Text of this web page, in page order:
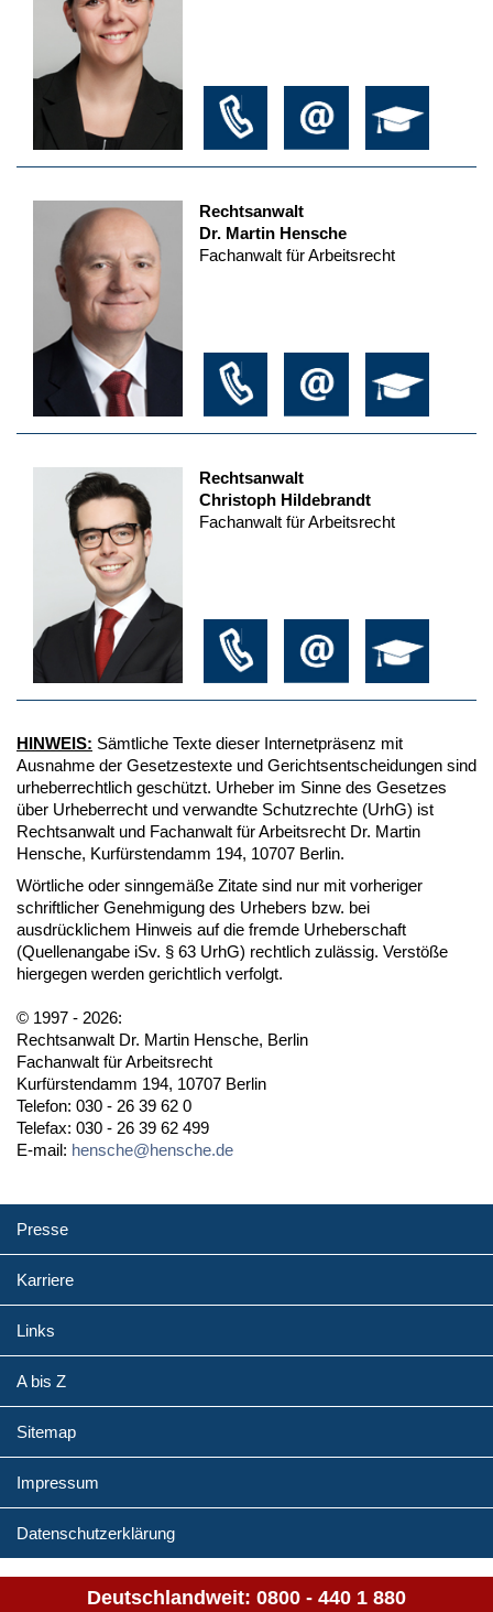
Rechtsanwalt
Dr. Martin Hensche
Fachanwalt für Arbeitsrecht
Rechtsanwalt
Christoph Hildebrandt
Fachanwalt für Arbeitsrecht
HINWEIS: Sämtliche Texte dieser Internetpräsenz mit
Ausnahme der Gesetzestexte und Gerichtsentscheidungen sind
urheberrechtlich geschützt. Urheber im Sinne des Gesetzes
über Urheberrecht und verwandte Schutzrechte (UrhG) ist
Rechtsanwalt und Fachanwalt für Arbeitsrecht Dr. Martin
Hensche, Kurfürstendamm 194, 10707 Berlin.
Wörtliche oder sinngemäße Zitate sind nur mit vorheriger
schriftlicher Genehmigung des Urhebers bzw. bei
ausdrücklichem Hinweis auf die fremde Urheberschaft
(Quellenangabe iSv. § 63 UrhG) rechtlich zulässig. Verstöße
hiergegen werden gerichtlich verfolgt.
© 1997 - 2026:
Rechtsanwalt Dr. Martin Hensche, Berlin
Fachanwalt für Arbeitsrecht
Kurfürstendamm 194, 10707 Berlin
Telefon: 030 - 26 39 62 0
Telefax: 030 - 26 39 62 499
E-mail: hensche@hensche.de
Presse
Karriere
Links
A bis Z
Sitemap
Impressum
Datenschutzerklärung
Deutschlandweit: 0800 - 440 1 880